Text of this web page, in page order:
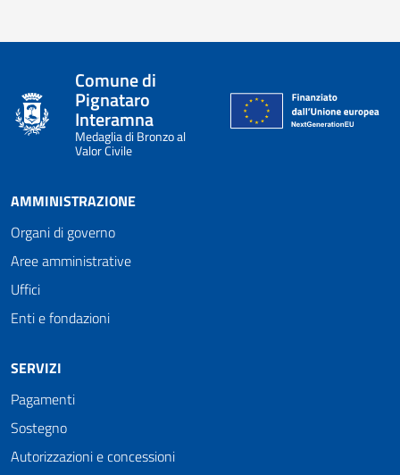
Comune di
Pignataro
Interamna
Medaglia di Bronzo al
Valor Civile
AMMINISTRAZIONE
Organi di governo
Aree amministrative
Uffici
Enti e fondazioni
SERVIZI
Pagamenti
Sostegno
Autorizzazioni e concessioni